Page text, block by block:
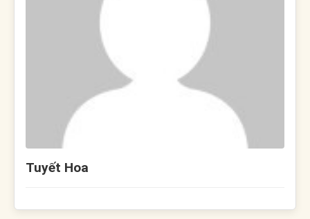
Tuyết Hoa